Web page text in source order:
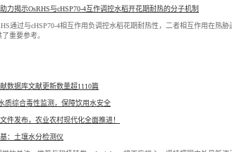
力揭示OsRHS与cHSP70-4互作调控水稻开花期耐热的分子机制
通过与cHSP70-4相互作用负调控水稻花期耐热性，二者相互作用在热
重要参考。
数据库文献更新数量超1110篇
质综合毒性监测，保障饮用水安全
件发布，农业农村现代化全面推进！
：土壤水分检测仪